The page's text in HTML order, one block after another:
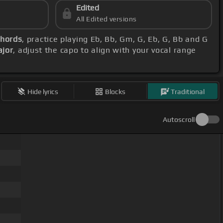
Edited
All Edited versions
, practice playing Eb, Bb, Gm, G, Eb, G, Bb and G
, adjust the capo to align with your vocal range
Hide lyrics Blocks Traditional
Autoscroll